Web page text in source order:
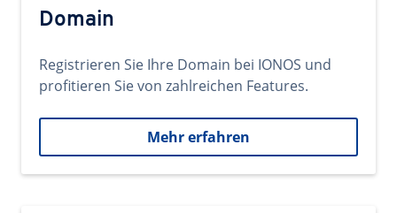
Domain
Registrieren Sie Ihre Domain bei IONOS und
profitieren Sie von zahlreichen Features.
Mehr erfahren